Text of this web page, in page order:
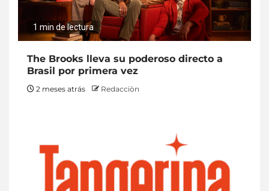
1 min de lectura
The Brooks lleva su poderoso directo a
Brasil por primera vez
2 meses atrás Redacciòn